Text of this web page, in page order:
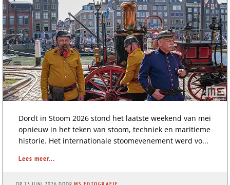
Dordt in Stoom 2026 stond het laatste weekend van mei
opnieuw in het teken van stoom, techniek en maritieme
historie. Het internationale stoomevenement werd vo...
Lees meer...